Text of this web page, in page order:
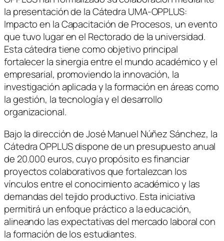
la presentación de la Cátedra UMA-OPPLUS:
Impacto en la Capacitación de Procesos, un evento
que tuvo lugar en el Rectorado de la universidad.
Esta cátedra tiene como objetivo principal
fortalecer la sinergia entre el mundo académico y el
empresarial, promoviendo la innovación, la
investigación aplicada y la formación en áreas como
la gestión, la tecnología y el desarrollo
organizacional.
Bajo la dirección de José Manuel Núñez Sánchez, la
Cátedra OPPLUS dispone de un presupuesto anual
de 20.000 euros, cuyo propósito es financiar
proyectos colaborativos que fortalezcan los
vínculos entre el conocimiento académico y las
demandas del tejido productivo. Esta iniciativa
permitirá un enfoque práctico a la educación,
alineando las expectativas del mercado laboral con
la formación de los estudiantes.